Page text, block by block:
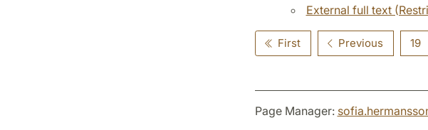
External full text
First Previous 19
Page Manager: